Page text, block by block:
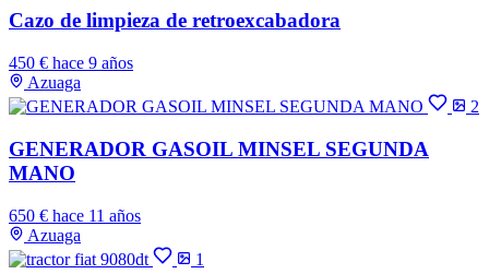
Cazo de limpieza de retroexcabadora
450 € hace 9 años
Azuaga
2
GENERADOR GASOIL MINSEL SEGUNDA
MANO
650 € hace 11 años
Azuaga
1